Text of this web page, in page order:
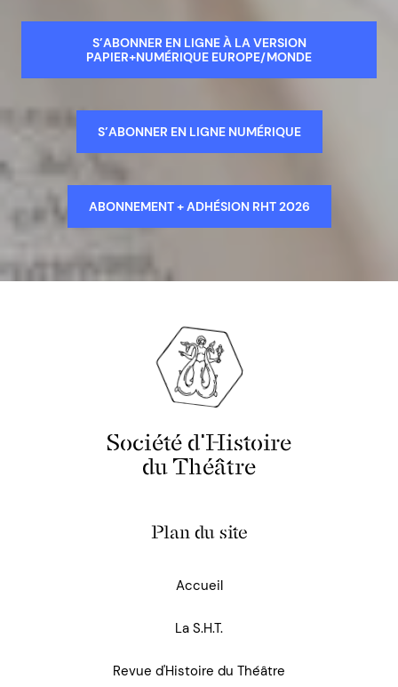
S’ABONNER EN LIGNE À LA VERSION
PAPIER+NUMÉRIQUE EUROPE/MONDE
S’ABONNER EN LIGNE NUMÉRIQUE
ABONNEMENT + ADHÉSION RHT 2026
Société d'Histoire
du Théâtre
Plan du site
Accueil
La S.H.T.
Revue d'Histoire du Théâtre